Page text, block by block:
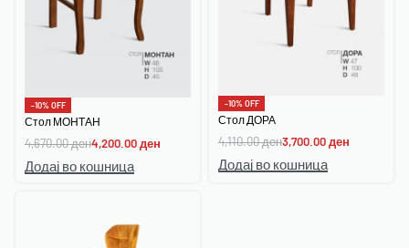
-10% OFF
Стол МОНТАН
4,670.00ден4,200.00ден
Додај во кошница
-10% OFF
Стол ДОРА
4,110.00ден3,700.00ден
Додај во кошница